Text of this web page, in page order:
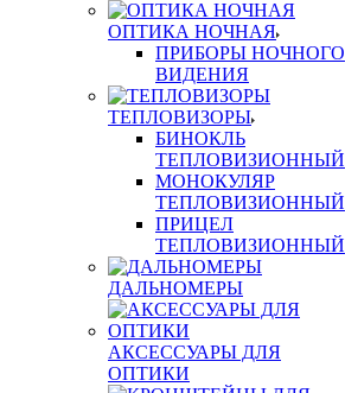
ОПТИКА НОЧНАЯ
ПРИБОРЫ НОЧНОГО
ВИДЕНИЯ
ТЕПЛОВИЗОРЫ
БИНОКЛЬ
ТЕПЛОВИЗИОННЫЙ
МОНОКУЛЯР
ТЕПЛОВИЗИОННЫЙ
ПРИЦЕЛ
ТЕПЛОВИЗИОННЫЙ
ДАЛЬНОМЕРЫ
АКСЕССУАРЫ ДЛЯ
ОПТИКИ